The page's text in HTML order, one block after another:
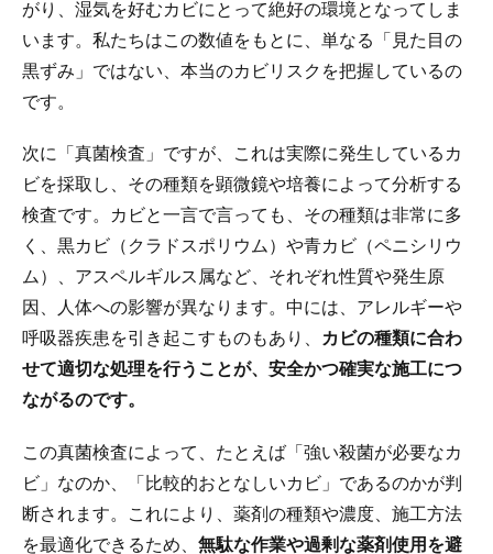
がり、湿気を好むカビにとって絶好の環境となってしま
います。私たちはこの数値をもとに、単なる「見た目の
黒ずみ」ではない、本当のカビリスクを把握しているの
です。
次に「真菌検査」ですが、これは実際に発生しているカ
ビを採取し、その種類を顕微鏡や培養によって分析する
検査です。カビと一言で言っても、その種類は非常に多
く、黒カビ（クラドスポリウム）や青カビ（ペニシリウ
ム）、アスペルギルス属など、それぞれ性質や発生原
因、人体への影響が異なります。中には、アレルギーや
呼吸器疾患を引き起こすものもあり、 カビの種類に合わ
せて適切な処理を行うことが、安全かつ確実な施工につ
ながるのです。
この真菌検査によって、たとえば「強い殺菌が必要なカ
ビ」なのか、「比較的おとなしいカビ」であるのかが判
断されます。これにより、薬剤の種類や濃度、施工方法
を最適化できるため、 無駄な作業や過剰な薬剤使用を避